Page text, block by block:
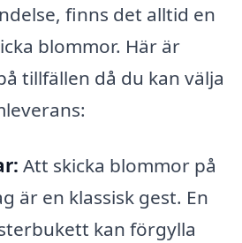
finns det alltid en
blommor. Här är
tillfällen då du kan välja
Att skicka blommor på
är en klassisk gest. En
kan förgylla